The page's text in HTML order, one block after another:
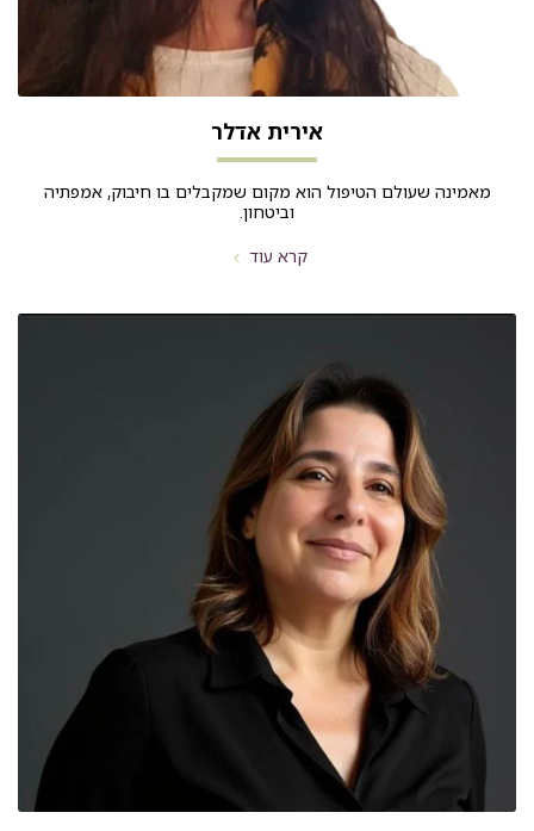
אירית אדלר
מאמינה שעולם הטיפול הוא מקום שמקבלים בו חיבוק, אמפתיה
וביטחון.
קרא עוד